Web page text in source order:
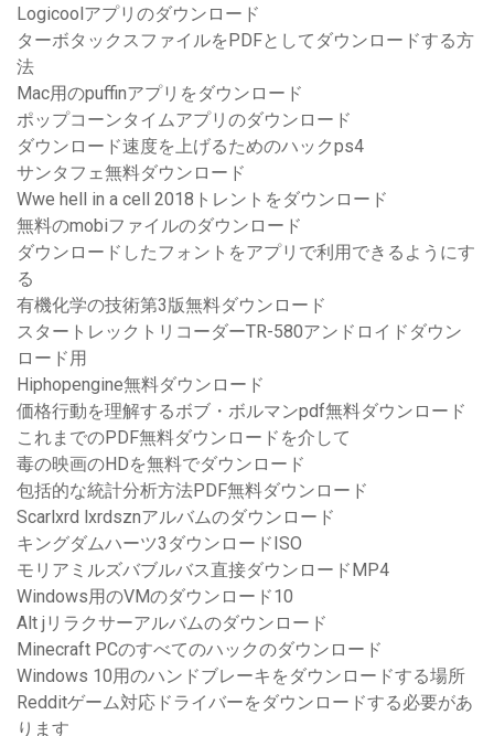
Logicoolアプリのダウンロード
ターボタックスファイルをPDFとしてダウンロードする方
法
Mac用のpuffinアプリをダウンロード
ポップコーンタイムアプリのダウンロード
ダウンロード速度を上げるためのハックps4
サンタフェ無料ダウンロード
Wwe hell in a cell 2018トレントをダウンロード
無料のmobiファイルのダウンロード
ダウンロードしたフォントをアプリで利用できるようにす
る
有機化学の技術第3版無料ダウンロード
スタートレックトリコーダーTR-580アンドロイドダウン
ロード用
Hiphopengine無料ダウンロード
価格行動を理解するボブ・ボルマンpdf無料ダウンロード
これまでのPDF無料ダウンロードを介して
毒の映画のHDを無料でダウンロード
包括的な統計分析方法PDF無料ダウンロード
Scarlxrd lxrdsznアルバムのダウンロード
キングダムハーツ3ダウンロードISO
モリアミルズバブルバス直接ダウンロードMP4
Windows用のVMのダウンロード10
Alt jリラクサーアルバムのダウンロード
Minecraft PCのすべてのハックのダウンロード
Windows 10用のハンドブレーキをダウンロードする場所
Redditゲーム対応ドライバーをダウンロードする必要があ
ります